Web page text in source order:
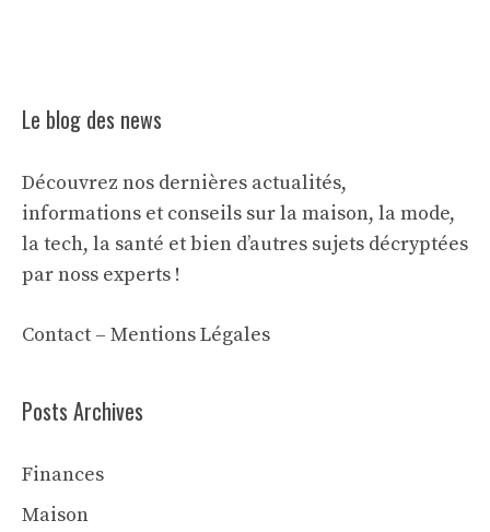
Le blog des news
Découvrez nos dernières actualités,
informations et conseils sur la maison, la mode,
la tech, la santé et bien d’autres sujets décryptées
par noss experts !
Contact – Mentions Légales
Posts Archives
Finances
Maison